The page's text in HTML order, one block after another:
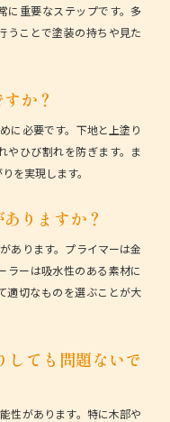
に重要なステップです。多
うことで塗装の持ちや見た
か？
に必要です。下地と上塗り
やひび割れを防ぎます。ま
を実現します。
りますか？
あります。プライマーは金
ラーは吸水性のある素材に
適切なものを選ぶことが大
しても問題ないで
性があります。特に木部や